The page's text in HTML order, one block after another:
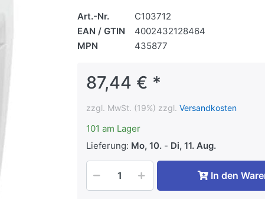
Art.-Nr.
C103712
EAN / GTIN
4002432128464
MPN
435877
87,44 € *
zzgl. MwSt. (19%) zzgl. Versandkosten
101 am Lager
Lieferung: Mo, 10.- Di, 11. Aug.
In den